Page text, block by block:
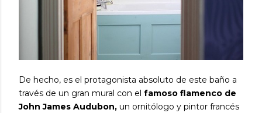
De hecho, es el protagonista absoluto de este baño a
través de un gran mural con el famoso flamenco de
John James Audubon, un ornitólogo y pintor francés